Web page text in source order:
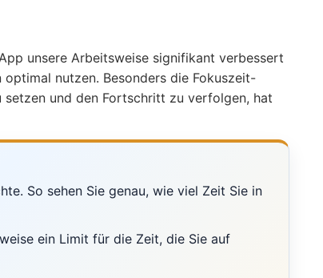
unsere Arbeitsweise signifikant verbessert
nutzen. Besonders die Fokuszeit-
und den Fortschritt zu verfolgen, hat
So sehen Sie genau, wie viel Zeit Sie in
ein Limit für die Zeit, die Sie auf